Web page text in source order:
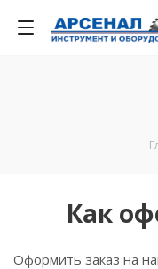
Как
Оформить заказ на